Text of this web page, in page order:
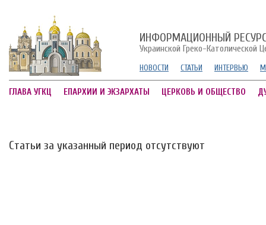
ИНФОРМАЦИОННЫЙ
Украинской Греко-Католической
НОВОСТИ СТАТЬИ ИНТЕРВЬЮ
ГЛАВА УГКЦ ЕПАРХИИ И ЭКЗАРХАТЫ ЦЕРКОВЬ И ОБЩЕСТВО
Статьи за указанный период отсутствуют